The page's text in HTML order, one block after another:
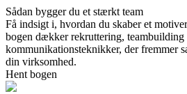
Sådan bygger du et stærkt team
Få indsigt i, hvordan du skaber et
bogen dækker rekruttering, teambuilding
kommunikationsteknikker, der fremmer
din virksomhed.
Hent bogen